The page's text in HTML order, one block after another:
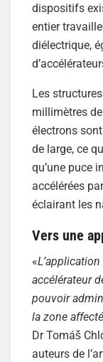
dispositifs
entier
diélectrique,
Les
millimètres
électrons
de large, ce
qu’une puce
accélérées
éclairant les
Vers une
«
accélérateur
pouvoir
la zone
Dr Tomáš
auteurs de